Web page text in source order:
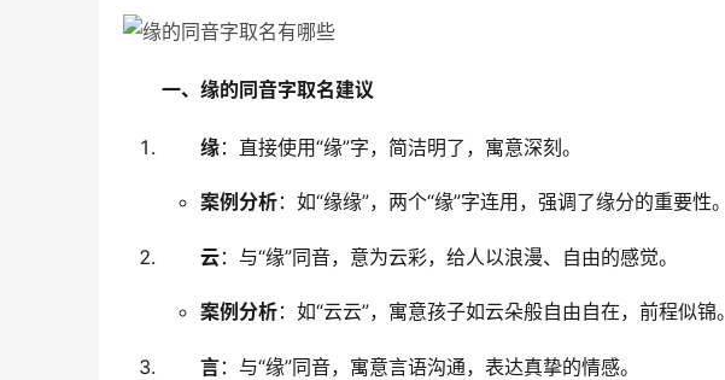
一、缘的同音字取名建议
缘：直接使用“缘”字，简洁明了，寓意深刻。
案例分析：如“缘缘”，两个“缘”字连用，强调了缘分的重要性。
云：与“缘”同音，意为云彩，给人以浪漫、自由的感觉。
案例分析：如“云云”，寓意孩子如云朵般自由自在，前程似锦。
言：与“缘”同音，寓意言语沟通，表达真挚的情感。